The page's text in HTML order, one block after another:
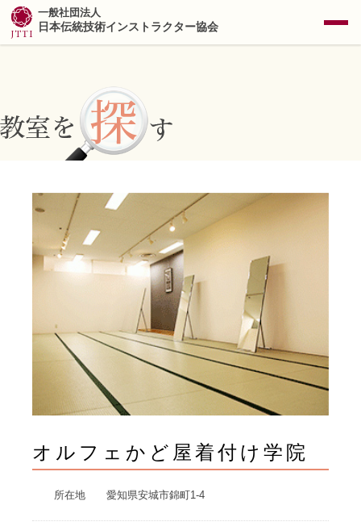
一般社団法人
日本伝統技術インストラクター協会
オルフェかど屋着付け学院
所在地 愛知県安城市錦町1-4